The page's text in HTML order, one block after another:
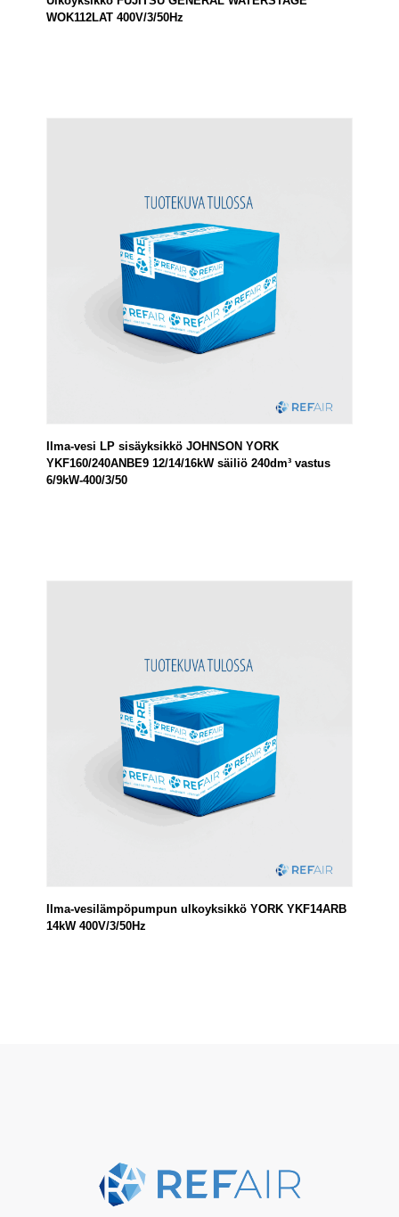
WOK112LAT 400V/3/50Hz
Ilma-vesi LP sisäyksikkö JOHNSON YORK
YKF160/240ANBE9 12/14/16kW säiliö 240dm³ vastus
6/9kW-400/3/50
Ilma-vesilämpöpumpun ulkoyksikkö YORK YKF14ARB
14kW 400V/3/50Hz